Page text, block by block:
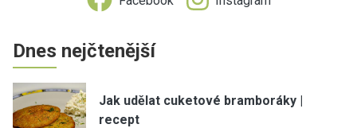
Dnes nejčtenější
Jak udělat cuketové bramboráky |
recept